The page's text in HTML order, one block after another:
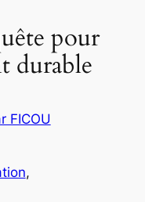
pour
durable
FICOU